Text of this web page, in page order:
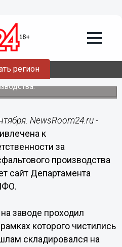
регион
привлечена к
за
асфальтового
площадки для временного
NewsRoom24.ru -
к
за
производства
сайт Департамента
заводе проходил
которого чистились
складировался на